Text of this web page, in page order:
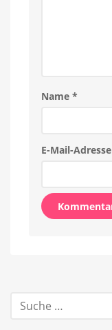
Name *
E-Mail-Adresse
Suche
nach: